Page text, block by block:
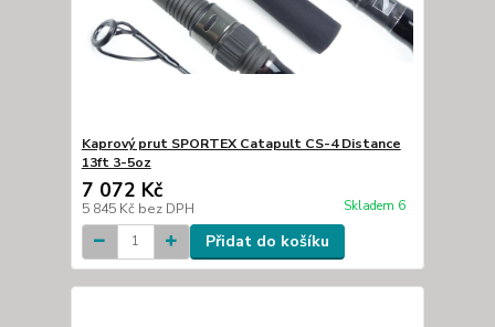
Kaprový prut SPORTEX Catapult CS-4 Distance
13ft 3-5oz
7 072 Kč
5 845 Kč bez DPH Skladem 6
Přidat do košíku